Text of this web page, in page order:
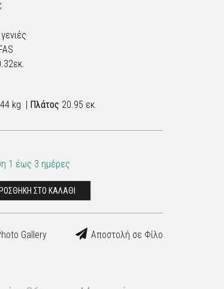
kg | Πλάτος 20.95 εκ.
1 έως 3 ημέρες
ΣΤΟ ΚΑΛΑΘΙ
Gallery Αποστολή σε Φίλο